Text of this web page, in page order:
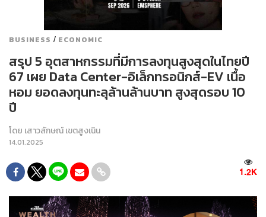
BUSINESS / ECONOMIC
สรุป 5 อุตสาหกรรมที่มีการลงทุนสูงสุดในไทยปี
67 เผย Data Center-อิเล็กทรอนิกส์-EV เนื้อ
หอม ยอดลงทุนทะลุล้านล้านบาท สูงสุดรอบ 10
ปี
โดย เสาวลักษณ์ เขตสูงเนิน
14.01.2025
1.2K